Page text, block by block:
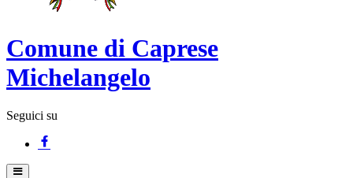
Comune di Caprese
Michelangelo
Seguici su